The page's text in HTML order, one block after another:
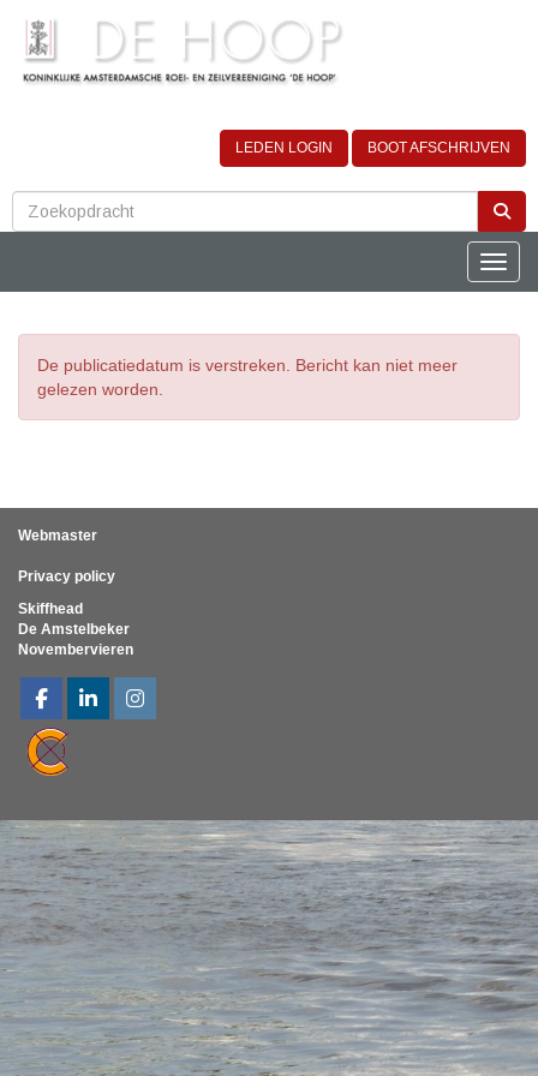
LEDEN LOGIN BOOT AFSCHRIJVEN
De publicatiedatum is verstreken. Bericht kan niet meer
gelezen worden.
Webmaster
Privacy policy
Skiffhead
De Amstelbeker
Novembervieren